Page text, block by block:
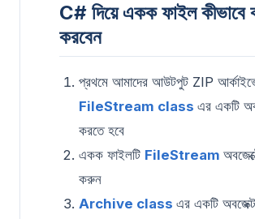
C# দিয়ে একক ফাইল কীভাবে
করবেন
প্রথমে আমাদের আউটপুট ZIP
FileStream class এর একটি
করতে হবে
একক ফাইলটি FileStream
করুন
Archive class এর একটি